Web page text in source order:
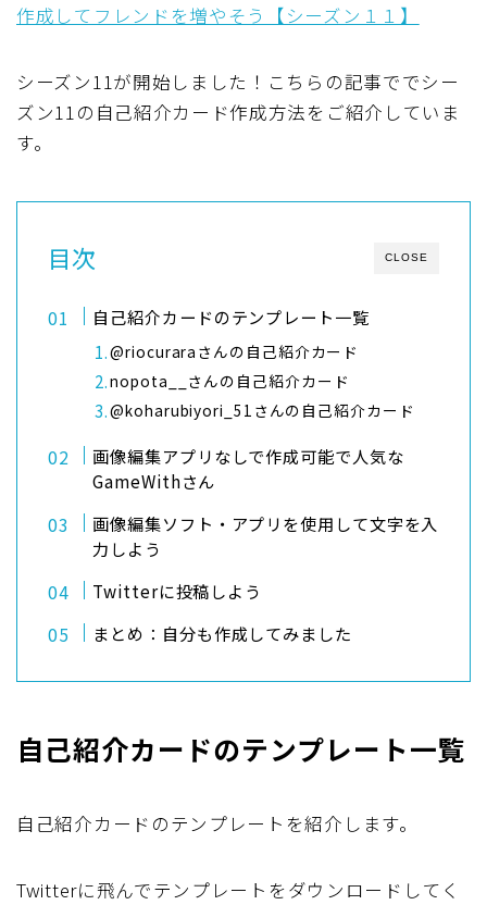
作成してフレンドを増やそう【シーズン１１】
シーズン11が開始しました！こちらの記事ででシー
ズン11の自己紹介カード作成方法をご紹介していま
す。
CLOSE
目次
自己紹介カードのテンプレート一覧
@riocuraraさんの自己紹介カード
nopota__さんの自己紹介カード
@koharubiyori_51さんの自己紹介カード
画像編集アプリなしで作成可能で人気な
GameWithさん
画像編集ソフト・アプリを使用して文字を入
力しよう
Twitterに投稿しよう
まとめ：自分も作成してみました
自己紹介カードのテンプレート一覧
自己紹介カードのテンプレートを紹介します。
Twitterに飛んでテンプレートをダウンロードしてく